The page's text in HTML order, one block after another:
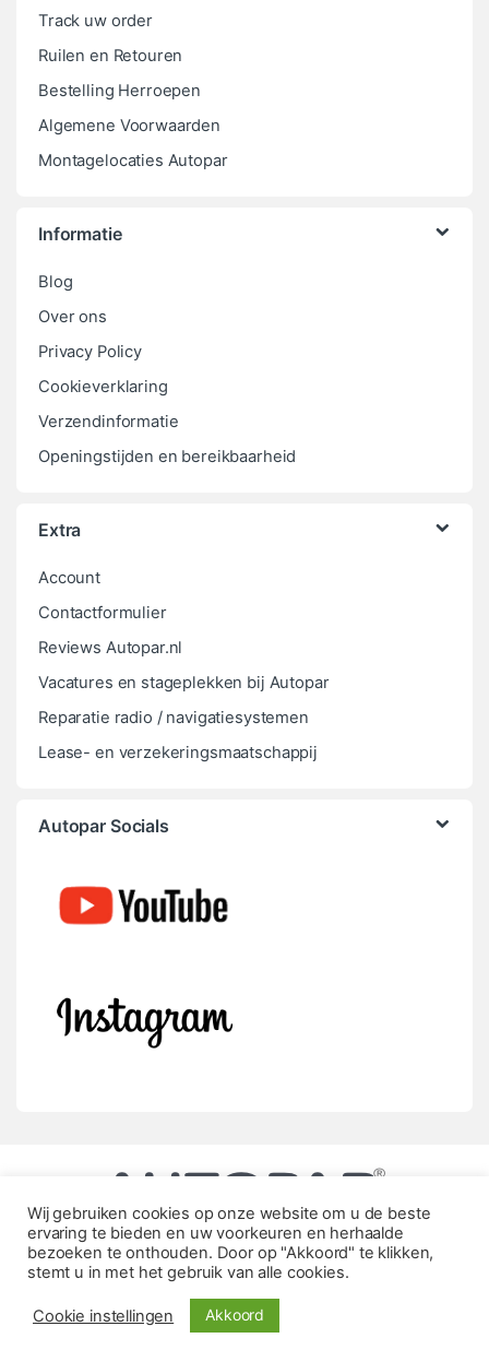
Track uw order
Ruilen en Retouren
Bestelling Herroepen
Algemene Voorwaarden
Montagelocaties Autopar
Informatie
Blog
Over ons
Privacy Policy
Cookieverklaring
Verzendinformatie
Openingstijden en bereikbaarheid
Extra
Account
Contactformulier
Reviews Autopar.nl
Vacatures en stageplekken bij Autopar
Reparatie radio / navigatiesystemen
Lease- en verzekeringsmaatschappij
Autopar Socials
Wij gebruiken cookies op onze website om u de beste
ervaring te bieden en uw voorkeuren en herhaalde
bezoeken te onthouden. Door op "Akkoord" te klikken,
stemt u in met het gebruik van alle cookies.
Cookie instellingen Akkoord